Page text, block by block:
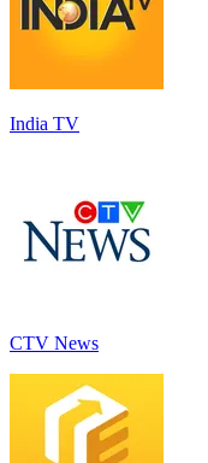
India TV
CTV News